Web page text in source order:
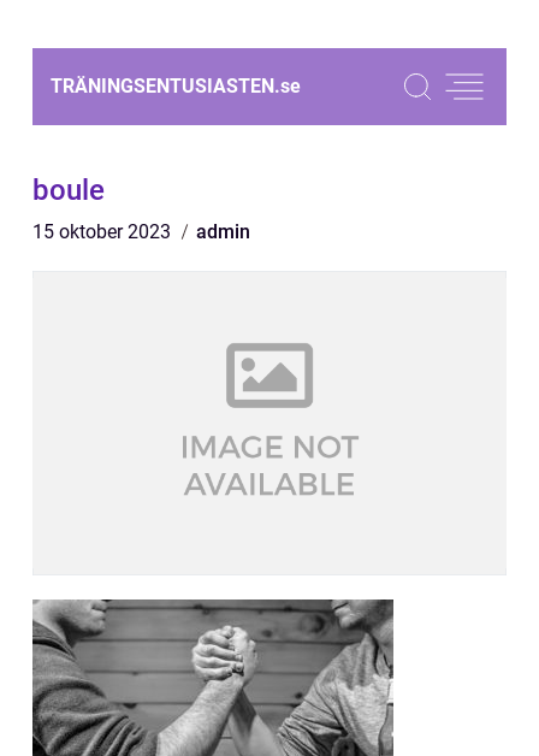
TRÄNINGSENTUSIASTEN.se
boule
15 oktober 2023 admin